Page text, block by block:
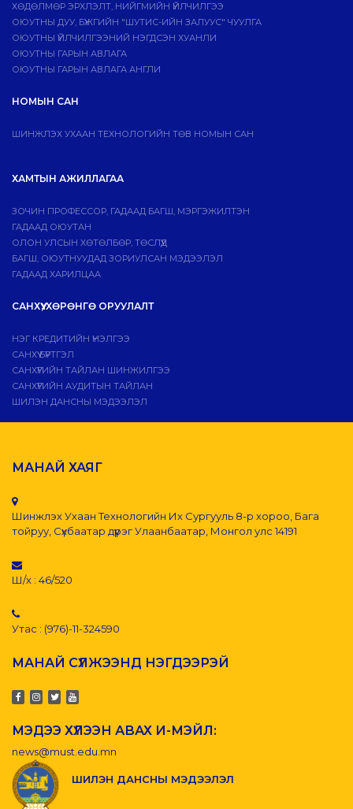
ХӨДӨЛМӨР ЭРХЛЭЛТ, НИЙГМИЙН ҮЙЛЧИЛГЭЭ
ОЮУТНЫ ДУУ, БҮЖГИЙН "ШУТИС-ИЙН ЗАЛУУС" ЧУУЛГА
ОЮУТНЫ ҮЙЛЧИЛГЭЭНИЙ НЭГДСЭН ХУАНЛИ
ОЮУТНЫ ГАРЫН АВЛАГА
ОЮУТНЫ ГАРЫН АВЛАГА АНГЛИ
НОМЫН САН
ШИНЖЛЭХ УХААН ТЕХНОЛОГИЙН ТӨВ НОМЫН САН
ХАМТЫН АЖИЛЛАГАА
ЗОЧИН ПРОФЕССОР, ГАДААД БАГШ, МЭРГЭЖИЛТЭН
ГАДААД ОЮУТАН
ОЛОН УЛСЫН ХӨТӨЛБӨР, ТӨСЛҮҮД
БАГШ, ОЮУТНУУДАД ЗОРИУЛСАН МЭДЭЭЛЭЛ
ГАДААД ХАРИЛЦАА
САНХҮҮ, ХӨРӨНГӨ ОРУУЛАЛТ
НЭГ КРЕДИТИЙН ҮНЭЛГЭЭ
САНХҮҮ БҮРТГЭЛ
САНХҮҮГИЙН ТАЙЛАН ШИНЖИЛГЭЭ
САНХҮҮГИЙН АУДИТЫН ТАЙЛАН
ШИЛЭН ДАНСНЫ МЭДЭЭЛЭЛ
МАНАЙ ХАЯГ
Шинжлэх Ухаан Технологийн Их Сургууль 8-р хороо, Бага
тойруу, Сүхбаатар дүүрэг Улаанбаатар, Монгол улс 14191
Ш/х : 46/520
Утас : (976)-11-324590
МАНАЙ СҮЛЖЭЭНД НЭГДЭЭРЭЙ
МЭДЭЭ ХҮЛЭЭН АВАХ И-МЭЙЛ:
news@must.edu.mn
ШИЛЭН ДАНСНЫ МЭДЭЭЛЭЛ